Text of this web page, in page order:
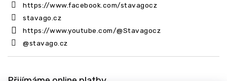
https://www.facebook.com/stavagocz
stavago.cz
https://www.youtube.com/@Stavagocz
@stavago.cz